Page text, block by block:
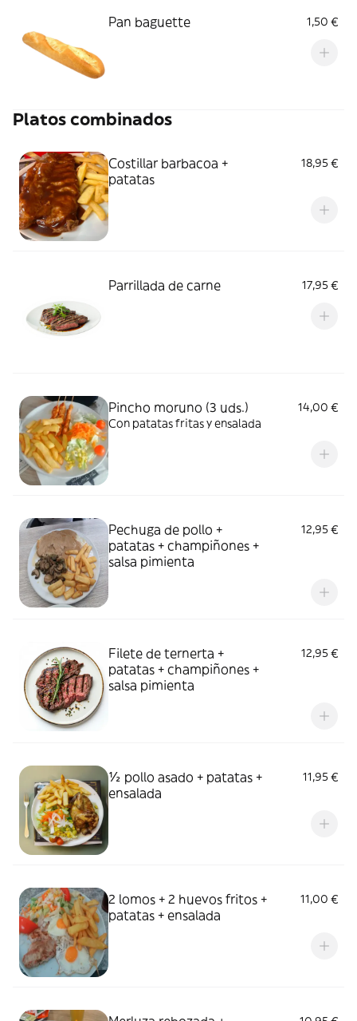
Pan baguette 1,50 €
Platos combinados
Costillar barbacoa +
patatas
18,95 €
Parrillada de carne 17,95 €
Pincho moruno (3 uds.)
14,00 €
Con patatas fritas y ensalada
Pechuga de pollo +
patatas + champiñones +
salsa pimienta
12,95 €
Filete de ternerta +
patatas + champiñones +
salsa pimienta
12,95 €
½ pollo asado + patatas +
ensalada
11,95 €
2 lomos + 2 huevos fritos +
patatas + ensalada
11,00 €